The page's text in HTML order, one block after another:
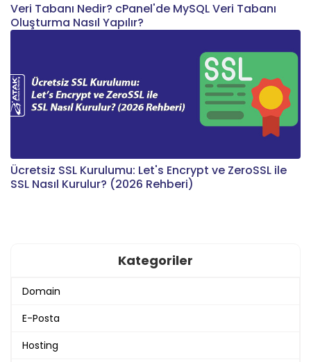
Veri Tabanı Nedir? cPanel'de MySQL Veri Tabanı
Oluşturma Nasıl Yapılır?
Ücretsiz SSL Kurulumu: Let's Encrypt ve ZeroSSL ile
SSL Nasıl Kurulur? (2026 Rehberi)
Kategoriler
Domain
E-Posta
Hosting